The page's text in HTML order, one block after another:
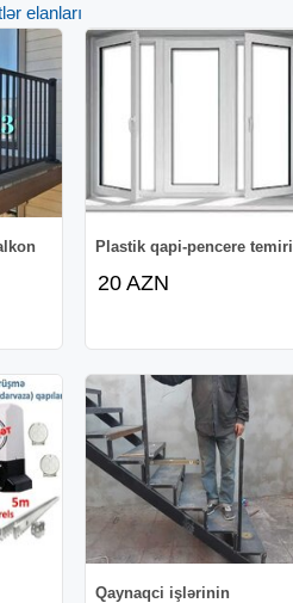
elanları
Plastik qapi-pencere temiri
20 AZN
Qaynaqci işlərinin